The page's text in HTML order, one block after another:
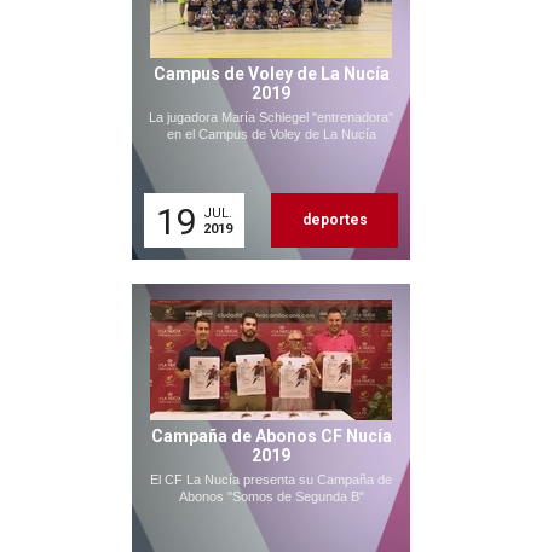
Campus de Voley de La Nucía
2019
La jugadora María Schlegel "entrenadora"
en el Campus de Voley de La Nucía
19
JUL.
2019
deportes
Campaña de Abonos CF Nucía
2019
El CF La Nucía presenta su Campaña de
Abonos "Somos de Segunda B"